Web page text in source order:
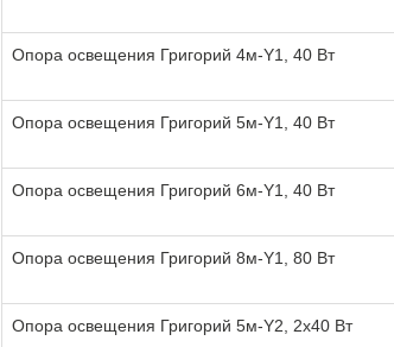
Опора освещения Григорий 4м-Y1, 40 Вт
Опора освещения Григорий 5м-Y1, 40 Вт
Опора освещения Григорий 6м-Y1, 40 Вт
Опора освещения Григорий 8м-Y1, 80 Вт
Опора освещения Григорий 5м-Y2, 2х40 Вт